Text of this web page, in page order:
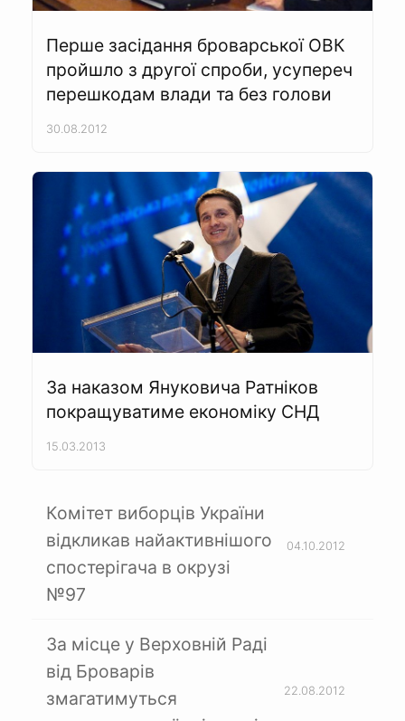
Перше засідання броварської ОВК
пройшло з другої спроби, усупереч
перешкодам влади та без голови
30.08.2012
За наказом Януковича Ратніков
покращуватиме економіку СНД
15.03.2013
Комітет виборців України
відкликав найактивнішого
спостерігача в окрузі
№97
04.10.2012
За місце у Верховній Раді
від Броварів
змагатимуться
22.08.2012